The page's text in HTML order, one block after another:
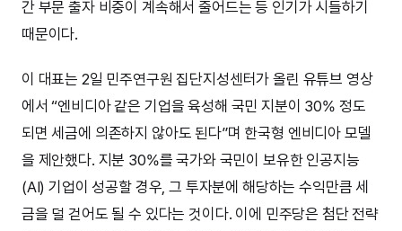
간 부문 출자 비중이 계속해서 줄어드는 등 인기가 시들하기
때문이다.
이 대표는 2일 민주연구원 집단지성센터가 올린 유튜브 영상
에서 “엔비디아 같은 기업을 육성해 국민 지분이 30% 정도
되면 세금에 의존하지 않아도 된다”며 한국형 엔비디아 모델
을 제안했다. 지분 30%를 국가와 국민이 보유한 인공지능
(AI) 기업이 성공할 경우, 그 투자분에 해당하는 수익만큼 세
금을 덜 걷어도 될 수 있다는 것이다. 이에 민주당은 첨단 전략